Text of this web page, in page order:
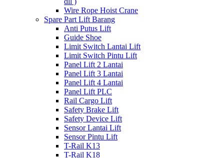
Wire Rope Hoist Crane
Spare Part Lift Barang
Anti Putus Lift
Guide Shoe
Limit Switch Lantai Lift
Limit Switch Pintu Lift
Panel Lift 2 Lantai
Panel Lift 3 Lantai
Panel Lift 4 Lantai
Panel Lift PLC
Rail Cargo Lift
Safety Brake Lift
Safety Device Lift
Sensor Lantai Lift
Sensor Pintu Lift
T-Rail K13
T-Rail K18